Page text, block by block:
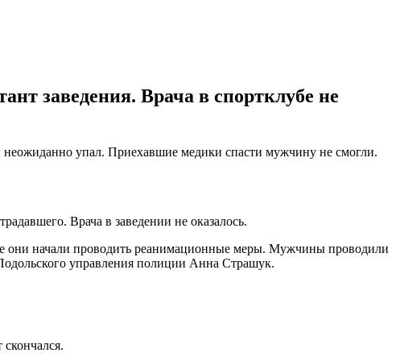
заведения. Врача в спортклубе не
неожиданно упал. Приехавшие медики спасти мужчину не смогли.
Врача в заведении не оказалось.
они начали проводить реанимационные меры. Мужчины проводили
управления полиции Анна Страшук.